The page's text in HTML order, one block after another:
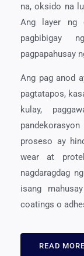
na, oksido na
Ang layer ng
pagbibigay
pagpapahusay
Ang pag anod
pagtatapos,
kulay,
proseso ay
wear at
nagdaragdag
isang
coatings o
READ